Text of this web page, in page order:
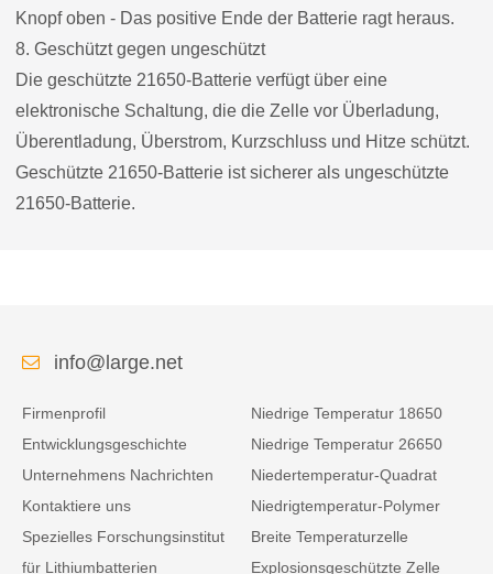
Knopf oben - Das positive Ende der Batterie ragt heraus.
8. Geschützt gegen ungeschützt
Die geschützte 21650-Batterie verfügt über eine
elektronische Schaltung, die die Zelle vor Überladung,
Überentladung, Überstrom, Kurzschluss und Hitze schützt.
Geschützte 21650-Batterie ist sicherer als ungeschützte
21650-Batterie.
info@large.net
Firmenprofil
Entwicklungsgeschichte
Unternehmens Nachrichten
Kontaktiere uns
Spezielles Forschungsinstitut
für Lithiumbatterien
Niedrige Temperatur 18650
Niedrige Temperatur 26650
Niedertemperatur-Quadrat
Niedrigtemperatur-Polymer
Breite Temperaturzelle
Explosionsgeschützte Zelle